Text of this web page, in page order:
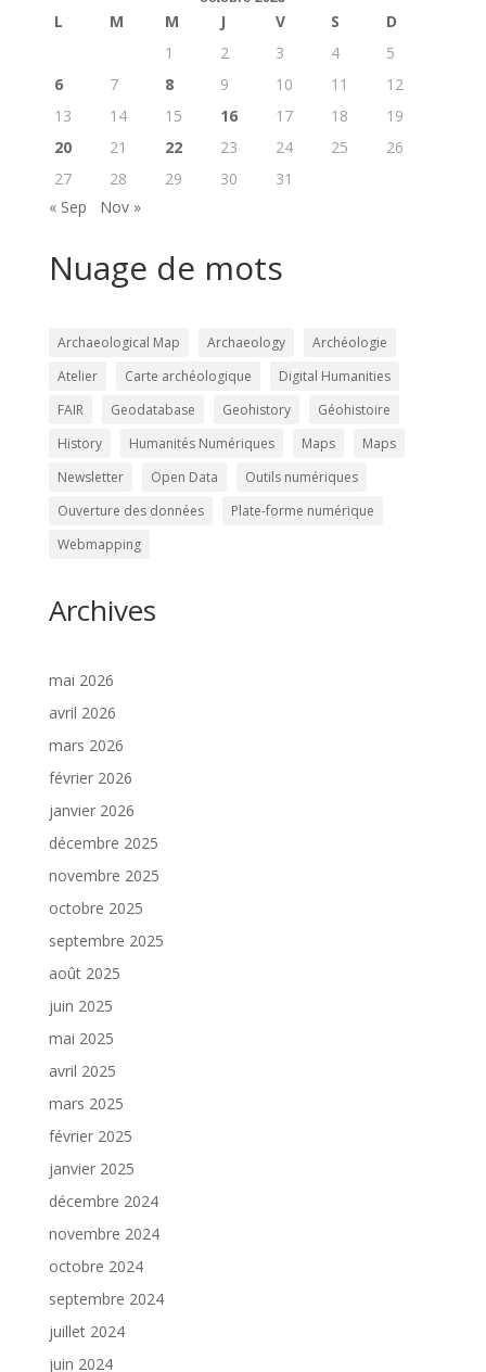
L M M J V S
D
1
2 3 4
5
6
7 8 9 10 11
12
13
14 15 16 17 18
19
20
21 22 23 24 25
26
27
28 29 30
31
« Sep
Nov »
Nuage de mots
Archaeological Map Archaeology
Archéologie
Atelier
Carte archéologique
Digital Humanities
FAIR
Geodatabase Geohistory
Géohistoire
History
Humanités Numériques Maps
Maps
Newsletter
Open Data
Outils numériques
Ouverture des données
Plate-forme numérique
Webmapping
Archives
mai 2026
avril 2026
mars 2026
février 2026
janvier 2026
décembre 2025
novembre 2025
octobre 2025
septembre 2025
août 2025
juin 2025
mai 2025
avril 2025
mars 2025
février 2025
janvier 2025
décembre 2024
novembre 2024
octobre 2024
septembre 2024
juillet 2024
juin 2024